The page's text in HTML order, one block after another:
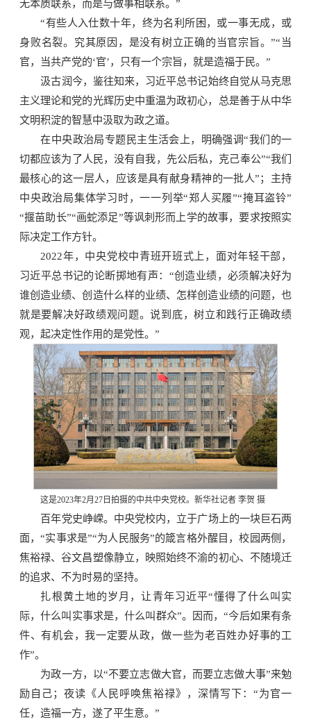
无本质联系，而是与做事相联系。”
“有些人入仕数十年，终为名利所困，或一事无成，或
身败名裂。究其原因，是没有树立正确的当官宗旨。”“当
官，当共产党的‘官’，只有一个宗旨，就是造福于民。”
汲古润今，鉴往知来，习近平总书记始终自觉从马克思
主义理论和党的光辉历史中重温为政初心，总是善于从中华
文明积淀的智慧中汲取为政之道。
在中央政治局专题民主生活会上，明确强调“我们的一
切都应该为了人民，没有自我，先公后私，克己奉公”“我们
最核心的这一层人，应该是具有献身精神的一批人”；主持
中央政治局集体学习时，一一列举“郑人买履”“掩耳盗铃”
“揠苗助长”“画蛇添足”等讽刺形而上学的故事，要求按照实
际决定工作方针。
2022年，中央党校中青班开班式上，面对年轻干部，
习近平总书记的论断掷地有声：“创造业绩，必须解决好为
谁创造业绩、创造什么样的业绩、怎样创造业绩的问题，也
就是要解决好政绩观问题。说到底，树立和践行正确政绩
观，起决定性作用的是党性。”
这是2023年2月27日拍摄的中共中央党校。新华社记者 李贺 摄
百年党史峥嵘。中央党校内，立于广场上的一块巨石两
面，“实事求是”“为人民服务”的箴言格外醒目，校园两侧，
焦裕禄、谷文昌塑像静立，映照始终不渝的初心、不随境迁
的追求、不为时易的坚持。
扎根黄土地的岁月，让青年习近平“懂得了什么叫实
际，什么叫实事求是，什么叫群众”。因而，“今后如果有条
件、有机会，我一定要从政，做一些为老百姓办好事的工
作”。
为政一方，以“不要立志做大官，而要立志做大事”来勉
励自己；夜读《人民呼唤焦裕禄》，深情写下：“为官一
任，造福一方，遂了平生意。”